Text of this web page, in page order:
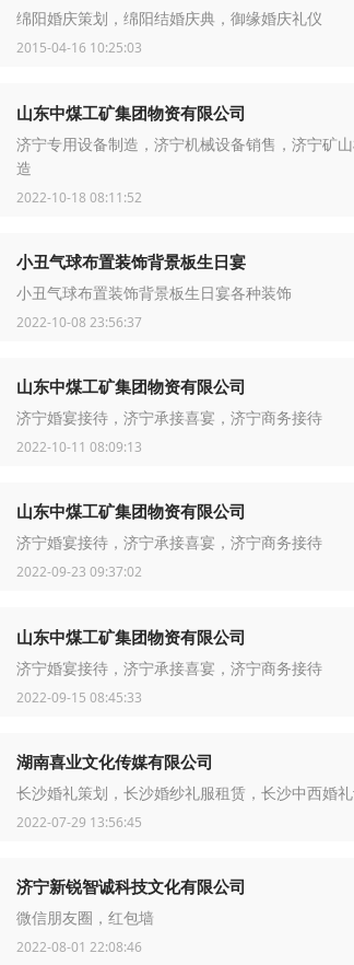
绵阳婚庆策划，绵阳结婚庆典，御缘婚庆礼仪
2015-04-16 10:25:03
山东中煤工矿集团物资有限公司
济宁专用设备制造，济宁机械设备销售，济宁矿
造
2022-10-18 08:11:52
小丑气球布置装饰背景板生日宴
小丑气球布置装饰背景板生日宴各种装饰
2022-10-08 23:56:37
山东中煤工矿集团物资有限公司
济宁婚宴接待，济宁承接喜宴，济宁商务接待
2022-10-11 08:09:13
山东中煤工矿集团物资有限公司
济宁婚宴接待，济宁承接喜宴，济宁商务接待
2022-09-23 09:37:02
山东中煤工矿集团物资有限公司
济宁婚宴接待，济宁承接喜宴，济宁商务接待
2022-09-15 08:45:33
湖南喜业文化传媒有限公司
长沙婚礼策划，长沙婚纱礼服租赁，长沙中西婚
2022-07-29 13:56:45
济宁新锐智诚科技文化有限公司
微信朋友圈，红包墙
2022-08-01 22:08:46